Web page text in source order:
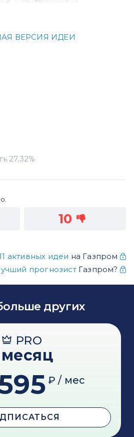
ВЕРСИЯ ИДЕИ
10
активных идеи на Газпром
прогнозистГазпром?
других
PRO
месяц
₽ / мес